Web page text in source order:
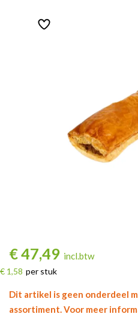
€47,49 incl.btw
€ 1,58 per stuk
Dit artikel is geen onderdeel
assortiment. Voor meer